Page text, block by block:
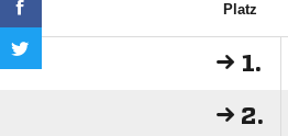
Platz
1.
2.